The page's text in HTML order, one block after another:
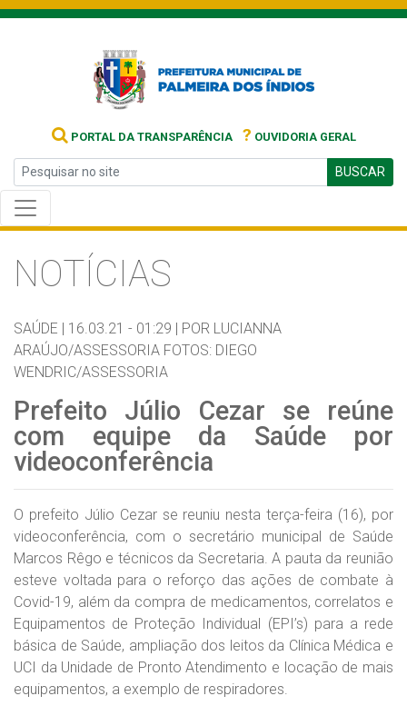
PORTAL DA TRANSPARÊNCIA ? OUVIDORIA GERAL
BUSCAR
NOTÍCIAS
SAÚDE | 16.03.21 - 01:29 | POR LUCIANNA
ARAÚJO/ASSESSORIA FOTOS: DIEGO
WENDRIC/ASSESSORIA
Prefeito Júlio Cezar se reúne
com equipe da Saúde por
videoconferência
O prefeito Júlio Cezar se reuniu nesta terça-feira (16), por
videoconferência, com o secretário municipal de Saúde
Marcos Rêgo e técnicos da Secretaria. A pauta da reunião
esteve voltada para o reforço das ações de combate à
Covid-19, além da compra de medicamentos, correlatos e
Equipamentos de Proteção Individual (EPI’s) para a rede
básica de Saúde, ampliação dos leitos da Clínica Médica e
UCI da Unidade de Pronto Atendimento e locação de mais
equipamentos, a exemplo de respiradores.